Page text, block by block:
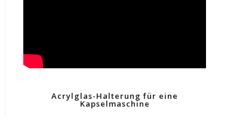
Acrylglas-Halterung für eine
Kapselmaschine